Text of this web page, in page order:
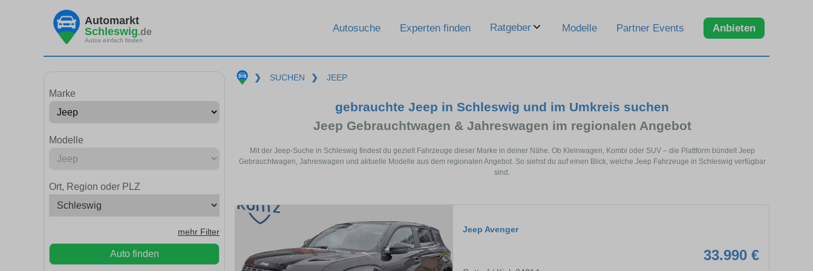
Automarkt
Schleswig.de
Autos einfach finden
Autosuche Experten finden Ratgeber Modelle Partner Events Anbieten
Marke
Modelle
Ort, Region oder PLZ
mehr Filter
Auto finden
❯ SUCHEN ❯ JEEP
gebrauchte Jeep in Schleswig und im Umkreis suchen
Jeep Gebrauchtwagen & Jahreswagen im regionalen Angebot
Mit der Jeep-Suche in Schleswig findest du gezielt Fahrzeuge dieser Marke in deiner Nähe. Ob Kleinwagen, Kombi oder SUV – die Plattform bündelt Jeep
Gebrauchtwagen, Jahreswagen und aktuelle Modelle aus dem regionalen Angebot. So siehst du auf einen Blick, welche Jeep Fahrzeuge in Schleswig verfügbar
sind.
Jeep Avenger
33.990 €